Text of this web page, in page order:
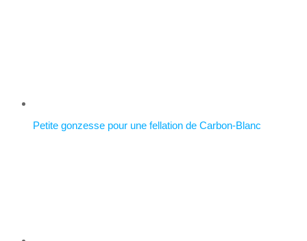
Petite gonzesse pour une fellation de Carbon-Blanc